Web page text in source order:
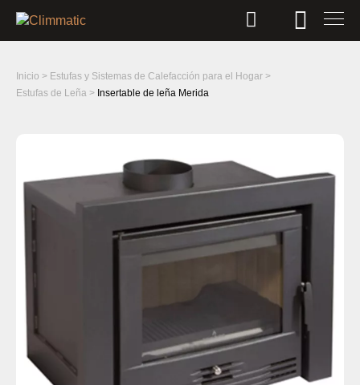
Inicio > Estufas y Sistemas de Calefacción para el Hogar >
Estufas de Leña > Insertable de leña Merida